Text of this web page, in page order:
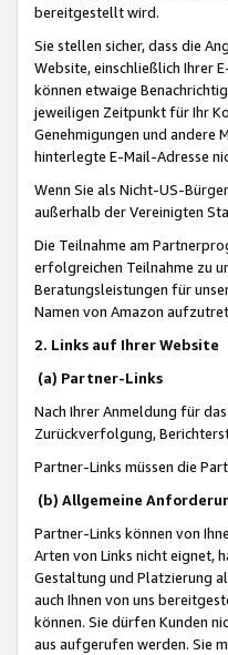
bereitgestellt wird.
Sie stellen sicher, dass die
Website, einschließlich Ihrer
können etwaige
jeweiligen Zeitpunkt für Ihr
Genehmigungen und andere
hinterlegte E-Mail-Adresse
Wenn Sie als Nicht-US-
außerhalb der Vereinigten
Die Teilnahme am
erfolgreichen Teilnahme zu
Beratungsleistungen für
Namen von Amazon
2. Links auf Ihrer Website
(a) Partner-Links
Nach Ihrer Anmeldung für
Zurückverfolgung,
Partner-Links müssen die
(b) Allgemeine
Partner-Links können von
Arten von Links nicht eignet,
Gestaltung und Platzierung
auch Ihnen von uns
können. Sie dürfen Kunden
aus aufgerufen werden. Sie